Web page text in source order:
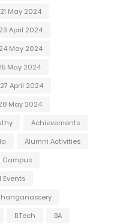
21 May 2024
23 April 2024
24 May 2024
May 2024
27 April 2024
May 2024
Achievements
Alumni Activities
Campus
Events
B.Tech
BA